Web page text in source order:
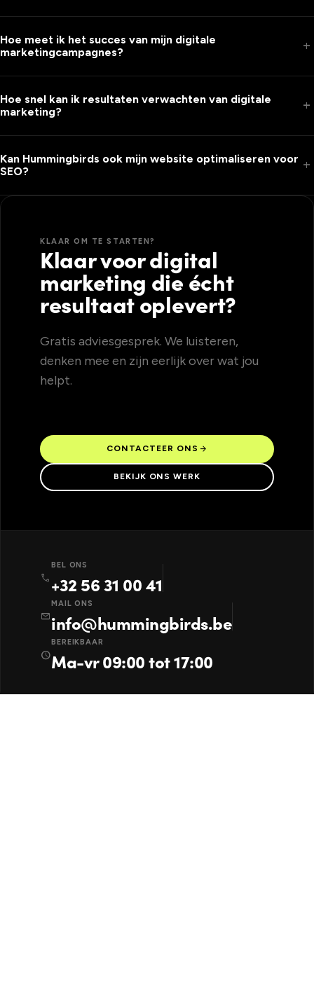
Hoe meet ik het succes van mijn digitale
marketingcampagnes?
add
Hoe snel kan ik resultaten verwachten van digitale
marketing?
add
Kan Hummingbirds ook mijn website optimaliseren voor
SEO?
add
KLAAR OM TE STARTEN?
Klaar voor digital
marketing die écht
resultaat oplevert?
Gratis adviesgesprek. We luisteren,
denken mee en zijn eerlijk over wat jou
helpt.
CONTACTEER ONS arrow_forward
BEKIJK ONS WERK
call
BEL ONS
+32 56 31 00 41
mail
MAIL ONS
info@hummingbirds.be
schedule
BEREIKBAAR
Ma-vr 09:00 tot 17:00